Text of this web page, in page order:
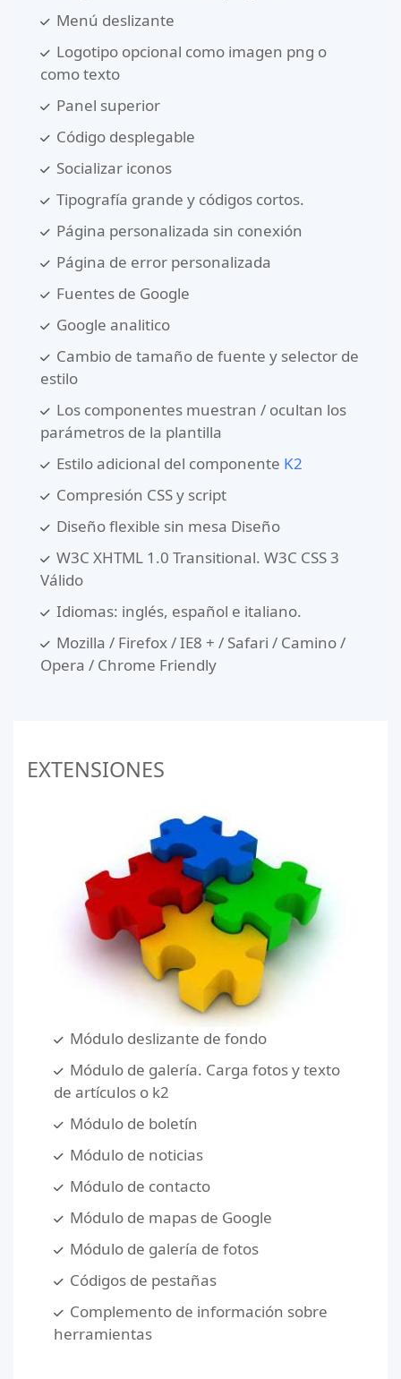
Menú deslizante
Logotipo opcional como imagen png o
como texto
Panel superior
Código desplegable
Socializar iconos
Tipografía grande y códigos cortos.
Página personalizada sin conexión
Página de error personalizada
Fuentes de Google
Google analitico
Cambio de tamaño de fuente y selector de
estilo
Los componentes muestran / ocultan los
parámetros de la plantilla
Estilo adicional del componente K2
Compresión CSS y script
Diseño flexible sin mesa Diseño
W3C XHTML 1.0 Transitional. W3C CSS 3
Válido
Idiomas: inglés, español e italiano.
Mozilla / Firefox / IE8 + / Safari / Camino /
Opera / Chrome Friendly
EXTENSIONES
Módulo deslizante de fondo
Módulo de galería. Carga fotos y texto
de artículos o k2
Módulo de boletín
Módulo de noticias
Módulo de contacto
Módulo de mapas de Google
Módulo de galería de fotos
Códigos de pestañas
Complemento de información sobre
herramientas